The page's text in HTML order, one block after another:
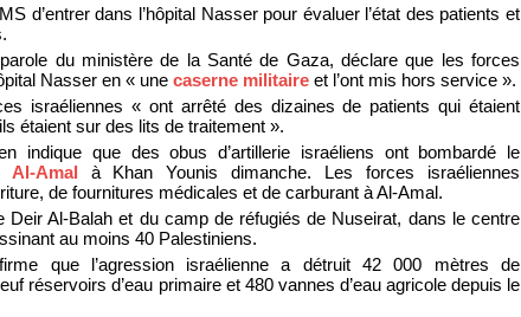
d’entrer dans l’hôpital Nasser pour évaluer l’état des patients et
du ministère de la Santé de Gaza, déclare que les forces
Nasser en « une caserne militaire et l’ont mis hors service ».
israéliennes « ont arrêté des dizaines de patients qui étaient
étaient sur des lits de traitement ».
indique que des obus d’artillerie israéliens ont bombardé le
Al-Amal à Khan Younis dimanche. Les forces israéliennes
de fournitures médicales et de carburant à Al-Amal.
Deir Al-Balah et du camp de réfugiés de Nuseirat, dans le centre
au moins 40 Palestiniens.
que l’agression israélienne a détruit 42 000 mètres de
réservoirs d’eau primaire et 480 vannes d’eau agricole depuis le